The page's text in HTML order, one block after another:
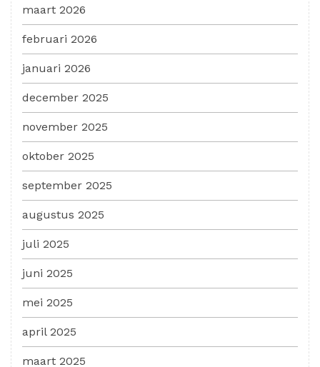
maart 2026
februari 2026
januari 2026
december 2025
november 2025
oktober 2025
september 2025
augustus 2025
juli 2025
juni 2025
mei 2025
april 2025
maart 2025